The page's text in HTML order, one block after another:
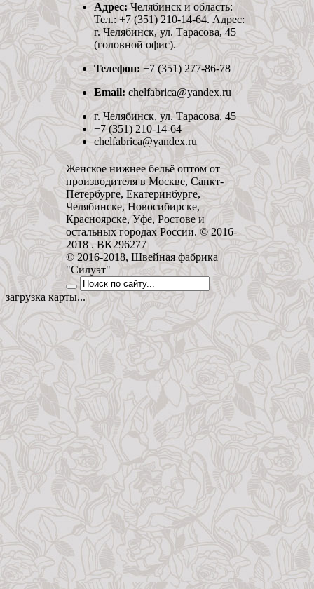
Адрес:Челябинск и область:
Тел.: +7 (351) 210-14-64. Адрес:
г. Челябинск, ул. Тарасова, 45
(головной офис).
Телефон: +7 (351) 277-86-78
Email: chelfabrica@yandex.ru
г. Челябинск, ул. Тарасова, 45
+7 (351) 210-14-64
chelfabrica@yandex.ru
Женское нижнее бельё оптом от
производителя в Москве, Санкт-
Петербурге, Екатеринбурге,
Челябинске, Новосибирске,
Красноярске, Уфе, Ростове и
остальных городах России. © 2016-
2018 . BK296277
© 2016-2018, Швейная фабрика
"Силуэт"
загрузка карты...